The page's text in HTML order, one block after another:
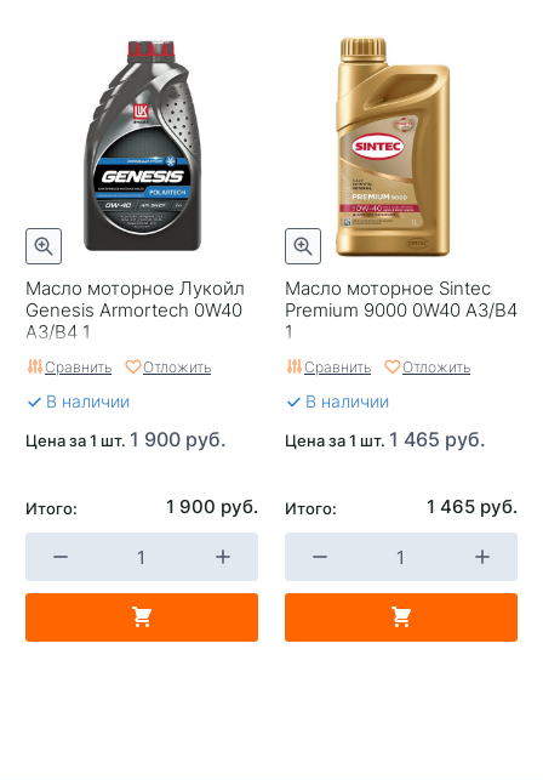
Масло моторное Лукойл
Genesis Armortech 0W40
A3/B4 1
Сравнить Отложить
В наличии
Цена за 1 шт. 1 900 руб.
Итого: 1 900 руб.
Масло моторное Sintec
Premium 9000 0W40 A3/B4
1
Сравнить Отложить
В наличии
Цена за 1 шт. 1 465 руб.
Итого: 1 465 руб.